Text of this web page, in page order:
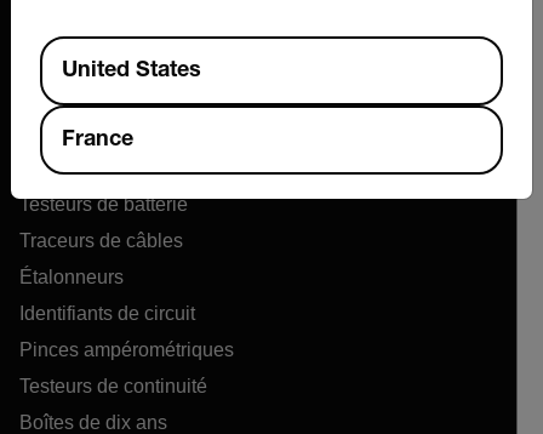
Produits
Anémomètres
Appareils de mesure de la qualité de l’air
Testeurs de batterie
Traceurs de câbles
Étalonneurs
Identifiants de circuit
Pinces ampérométriques
Testeurs de continuité
Boîtes de dix ans
Available Locations
United States
France